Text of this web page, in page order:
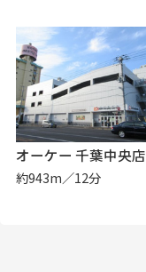
オーケー 千葉中央店
約943m／12分